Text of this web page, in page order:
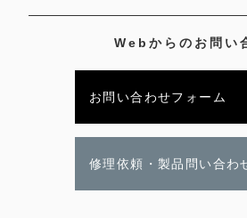
Webからのお問い
お問い合わせフォーム
修理依頼・製品問い合わ